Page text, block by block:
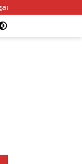
Korupsi Insentif